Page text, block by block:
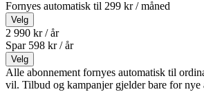
Fornyes automatisk til 299 kr / måned
Velg
2 990 kr / år
Spar 598 kr /år
Velg
Alle abonnement fornyes automatisk til
vil. Tilbud og kampanjer gjelder bare for nye